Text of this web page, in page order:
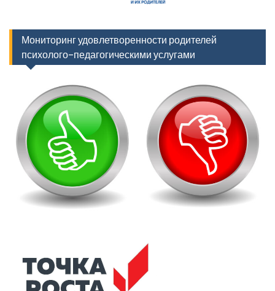
Мониторинг удовлетворенности родителей
психолого-педагогическими услугами